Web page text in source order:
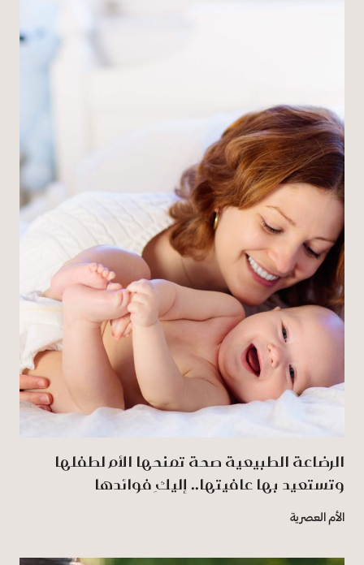
الرضاعة الطبيعية صحة تمنحها الأم لطفلها
وتستعيد بها عافيتها.. إليكِ فوائدها
الأم العصرية